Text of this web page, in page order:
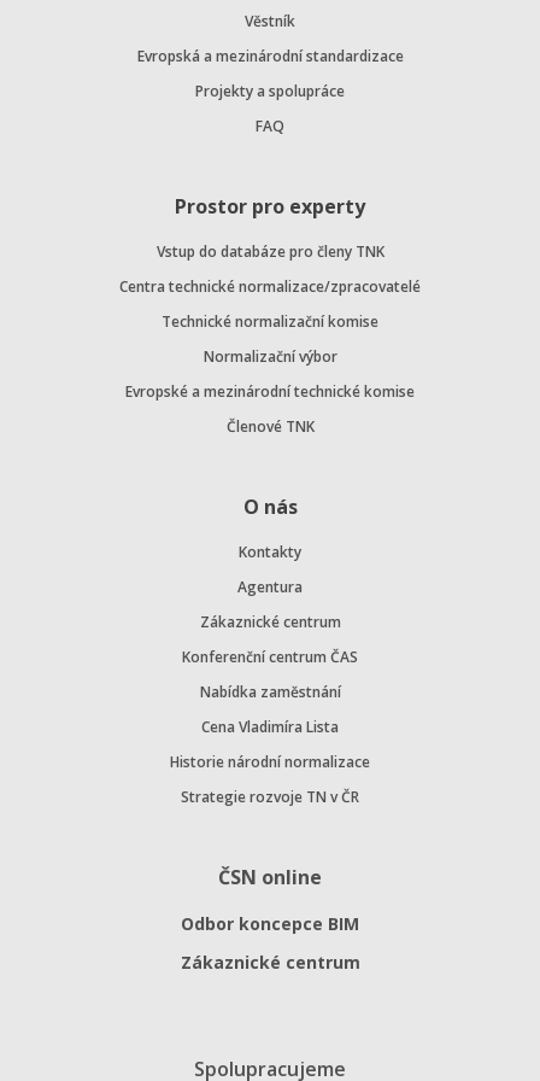
Věstník
Evropská a mezinárodní standardizace
Projekty a spolupráce
FAQ
Prostor pro experty
Vstup do databáze pro členy TNK
Centra technické normalizace/zpracovatelé
Technické normalizační komise
Normalizační výbor
Evropské a mezinárodní technické komise
Členové TNK
O nás
Kontakty
Agentura
Zákaznické centrum
Konferenční centrum ČAS
Nabídka zaměstnání
Cena Vladimíra Lista
Historie národní normalizace
Strategie rozvoje TN v ČR
ČSN online
Odbor koncepce BIM
Zákaznické centrum
Spolupracujeme